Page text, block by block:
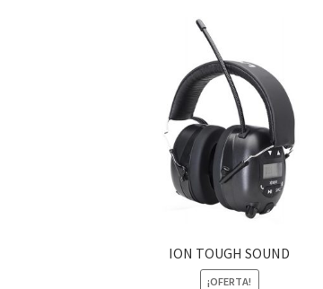
ION TOUGH SOUND
¡OFERTA!